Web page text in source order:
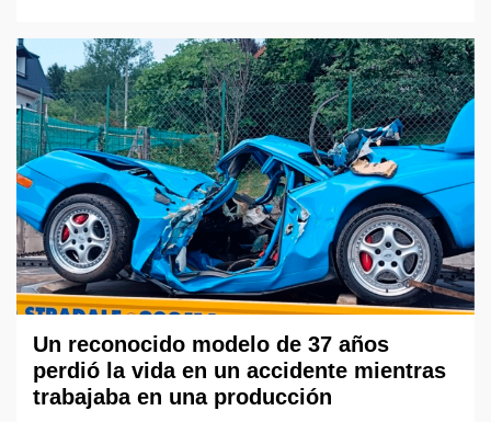
Un reconocido modelo de 37 años
perdió la vida en un accidente mientras
trabajaba en una producción